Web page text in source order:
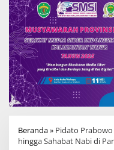
Beranda» Pidato
hingga Sahabat Nabi di